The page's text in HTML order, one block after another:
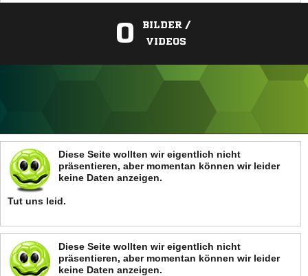
0
BILDER /
VIDEOS
ANZEIGE
Diese Seite wollten wir eigentlich nicht
präsentieren, aber momentan können wir leider
keine Daten anzeigen.
Tut uns leid.
Diese Seite wollten wir eigentlich nicht
präsentieren, aber momentan können wir leider
keine Daten anzeigen.